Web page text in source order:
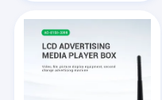
Produkte